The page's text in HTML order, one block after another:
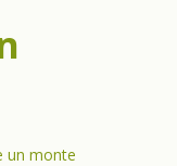
un monte